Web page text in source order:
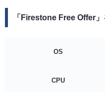
「Firestone Free Offer
OS
CPU